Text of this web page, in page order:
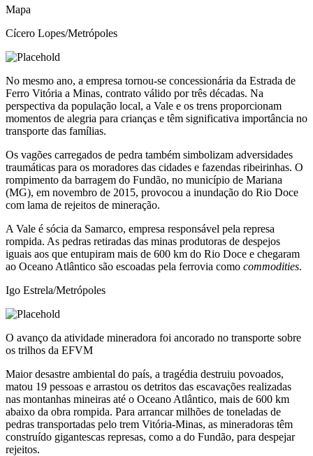
Mapa
Cícero Lopes/Metrópoles
No mesmo ano, a empresa tornou-se concessionária da Estrada de
Ferro Vitória a Minas, contrato válido por três décadas. Na
perspectiva da população local, a Vale e os trens proporcionam
momentos de alegria para crianças e têm significativa importância no
transporte das famílias.
Os vagões carregados de pedra também simbolizam adversidades
traumáticas para os moradores das cidades e fazendas ribeirinhas. O
rompimento da barragem do Fundão, no município de Mariana
(MG), em novembro de 2015, provocou a inundação do Rio Doce
com lama de rejeitos de mineração.
A Vale é sócia da Samarco, empresa responsável pela represa
rompida. As pedras retiradas das minas produtoras de despejos
iguais aos que entupiram mais de 600 km do Rio Doce e chegaram
ao Oceano Atlântico são escoadas pela ferrovia como commodities.
Igo Estrela/Metrópoles
O avanço da atividade mineradora foi ancorado no transporte sobre
os trilhos da EFVM
Maior desastre ambiental do país, a tragédia destruiu povoados,
matou 19 pessoas e arrastou os detritos das escavações realizadas
nas montanhas mineiras até o Oceano Atlântico, mais de 600 km
abaixo da obra rompida. Para arrancar milhões de toneladas de
pedras transportadas pelo trem Vitória-Minas, as mineradoras têm
construído gigantescas represas, como a do Fundão, para despejar
rejeitos.